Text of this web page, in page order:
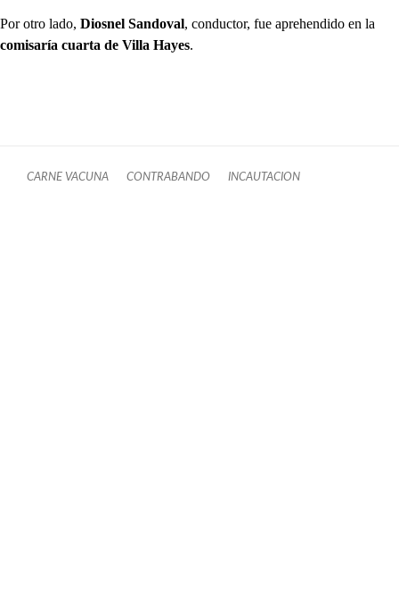
Por otro lado, Diosnel Sandoval, conductor, fue aprehendido en la
comisaría cuarta de Villa Hayes.
CARNE VACUNA CONTRABANDO INCAUTACION